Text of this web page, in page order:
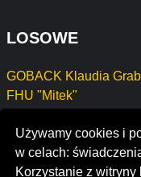
Używamy cookies i
w celach:
Korzystanie z
LOSOWE
GOBACK Klaudia
FHU "Mitek"
architektury wnętrz
MATYJASIK RAFAŁ
PRO-DOMO Radomir